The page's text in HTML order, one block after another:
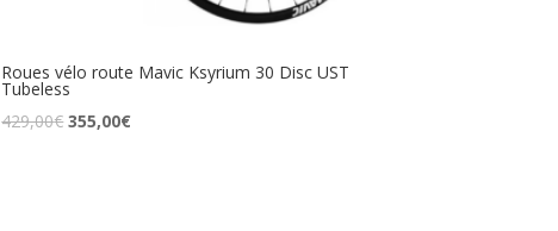
Roues vélo route Mavic Ksyrium 30 Disc UST
Tubeless
429,00€ 355,00€